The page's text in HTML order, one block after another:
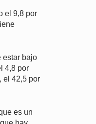
el 9,8 por
estar bajo
4,8 por
el 42,5 por
es un